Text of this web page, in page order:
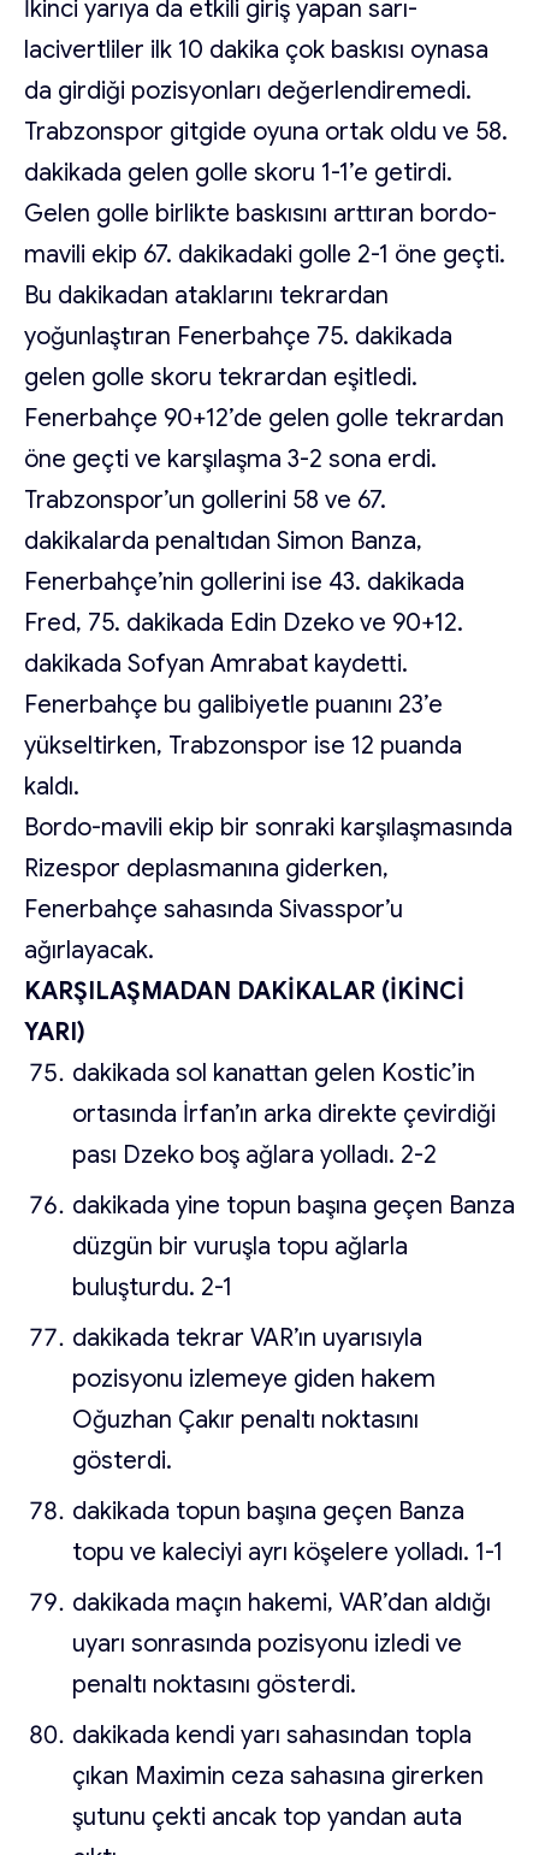
İkinci yarıya da etkili giriş yapan sarı-
lacivertliler ilk 10 dakika çok baskısı oynasa
da girdiği pozisyonları değerlendiremedi.
Trabzonspor gitgide oyuna ortak oldu ve 58.
dakikada gelen golle skoru 1-1’e getirdi.
Gelen golle birlikte baskısını arttıran bordo-
mavili ekip 67. dakikadaki golle 2-1 öne geçti.
Bu dakikadan ataklarını tekrardan
yoğunlaştıran Fenerbahçe 75. dakikada
gelen golle skoru tekrardan eşitledi.
Fenerbahçe 90+12’de gelen golle tekrardan
öne geçti ve karşılaşma 3-2 sona erdi.
Trabzonspor’un gollerini 58 ve 67.
dakikalarda penaltıdan Simon Banza,
Fenerbahçe’nin gollerini ise 43. dakikada
Fred, 75. dakikada Edin Dzeko ve 90+12.
dakikada Sofyan Amrabat kaydetti.
Fenerbahçe bu galibiyetle puanını 23’e
yükseltirken, Trabzonspor ise 12 puanda
kaldı.
Bordo-mavili ekip bir sonraki karşılaşmasında
Rizespor deplasmanına giderken,
Fenerbahçe sahasında Sivasspor’u
ağırlayacak.
KARŞILAŞMADAN DAKİKALAR (İKİNCİ
YARI)
dakikada sol kanattan gelen Kostic’in
ortasında İrfan’ın arka direkte çevirdiği
pası Dzeko boş ağlara yolladı. 2-2
dakikada yine topun başına geçen Banza
düzgün bir vuruşla topu ağlarla
buluşturdu. 2-1
dakikada tekrar VAR’ın uyarısıyla
pozisyonu izlemeye giden hakem
Oğuzhan Çakır penaltı noktasını
gösterdi.
dakikada topun başına geçen Banza
topu ve kaleciyi ayrı köşelere yolladı. 1-1
dakikada maçın hakemi, VAR’dan aldığı
uyarı sonrasında pozisyonu izledi ve
penaltı noktasını gösterdi.
dakikada kendi yarı sahasından topla
çıkan Maximin ceza sahasına girerken
şutunu çekti ancak top yandan auta